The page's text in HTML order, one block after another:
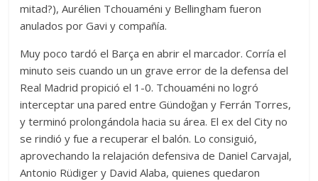
mitad?), Aurélien Tchouaméni y Bellingham fueron
anulados por Gavi y compañía.
Muy poco tardó el Barça en abrir el marcador. Corría el
minuto seis cuando un un grave error de la defensa del
Real Madrid propició el 1-0. Tchouaméni no logró
interceptar una pared entre Gündoğan y Ferrán Torres,
y terminó prolongándola hacia su área. El ex del City no
se rindió y fue a recuperar el balón. Lo consiguió,
aprovechando la relajación defensiva de Daniel Carvajal,
Antonio Rüdiger y David Alaba, quienes quedaron